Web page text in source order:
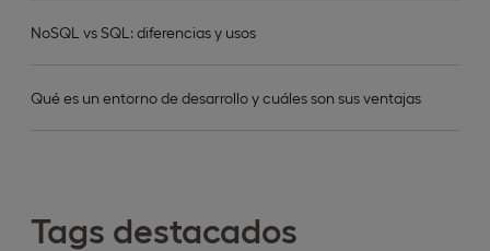
NoSQL vs SQL: diferencias y usos
Qué es un entorno de desarrollo y cuáles son sus ventajas
Tags destacados